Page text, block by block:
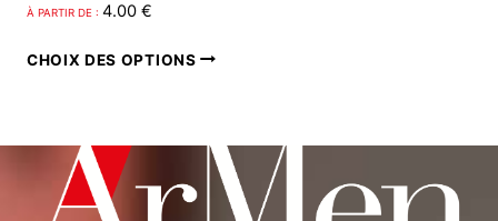
À PARTIR DE : 4.00 €
CHOIX DES OPTIONS
plusieurs
variations.
Les